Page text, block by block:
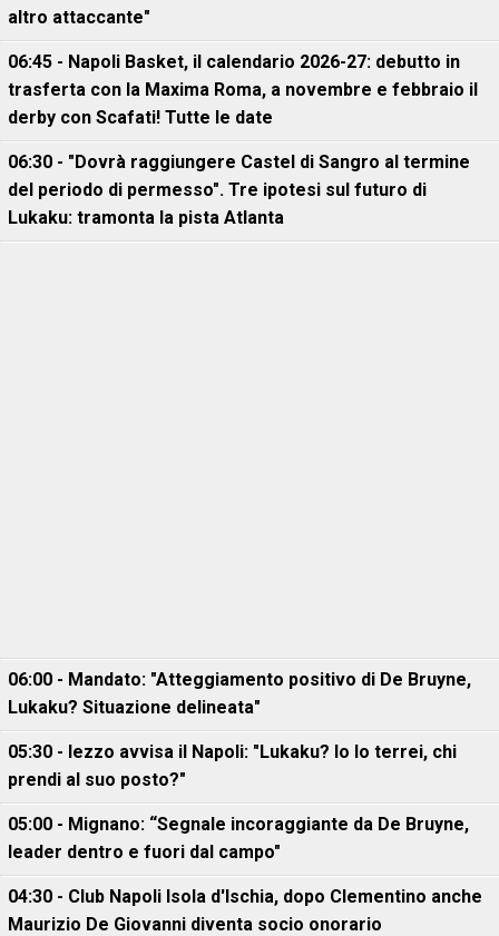
altro attaccante"
06:45 - Napoli Basket, il calendario 2026-27: debutto in
trasferta con la Maxima Roma, a novembre e febbraio il
derby con Scafati! Tutte le date
06:30 - "Dovrà raggiungere Castel di Sangro al termine
del periodo di permesso". Tre ipotesi sul futuro di
Lukaku: tramonta la pista Atlanta
06:00 - Mandato: "Atteggiamento positivo di De Bruyne,
Lukaku? Situazione delineata"
05:30 - Iezzo avvisa il Napoli: "Lukaku? Io lo terrei, chi
prendi al suo posto?"
05:00 - Mignano: “Segnale incoraggiante da De Bruyne,
leader dentro e fuori dal campo"
04:30 - Club Napoli Isola d'Ischia, dopo Clementino anche
Maurizio De Giovanni diventa socio onorario